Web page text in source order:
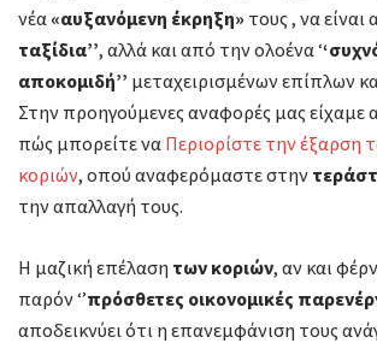
νέα «αυξανόμενη έκρηξη» τους , να είναι
ταξίδια’’, αλλά και από την ολοένα ‘
αποκομιδή’’ μεταχειρισμένων επίπλων
Στην προηγούμενες αναφορές μας είχαμε
πώς μπορείτε να Περιορίστε την έξαρση
κοριών, οπού αναφερόμαστε στην
την απαλλαγή τους.
Η μαζική επέλαση των κοριών, αν και
παρόν ‘’πρόσθετες οικονομικές
αποδεικνύει ότι η επανεμφάνιση τους